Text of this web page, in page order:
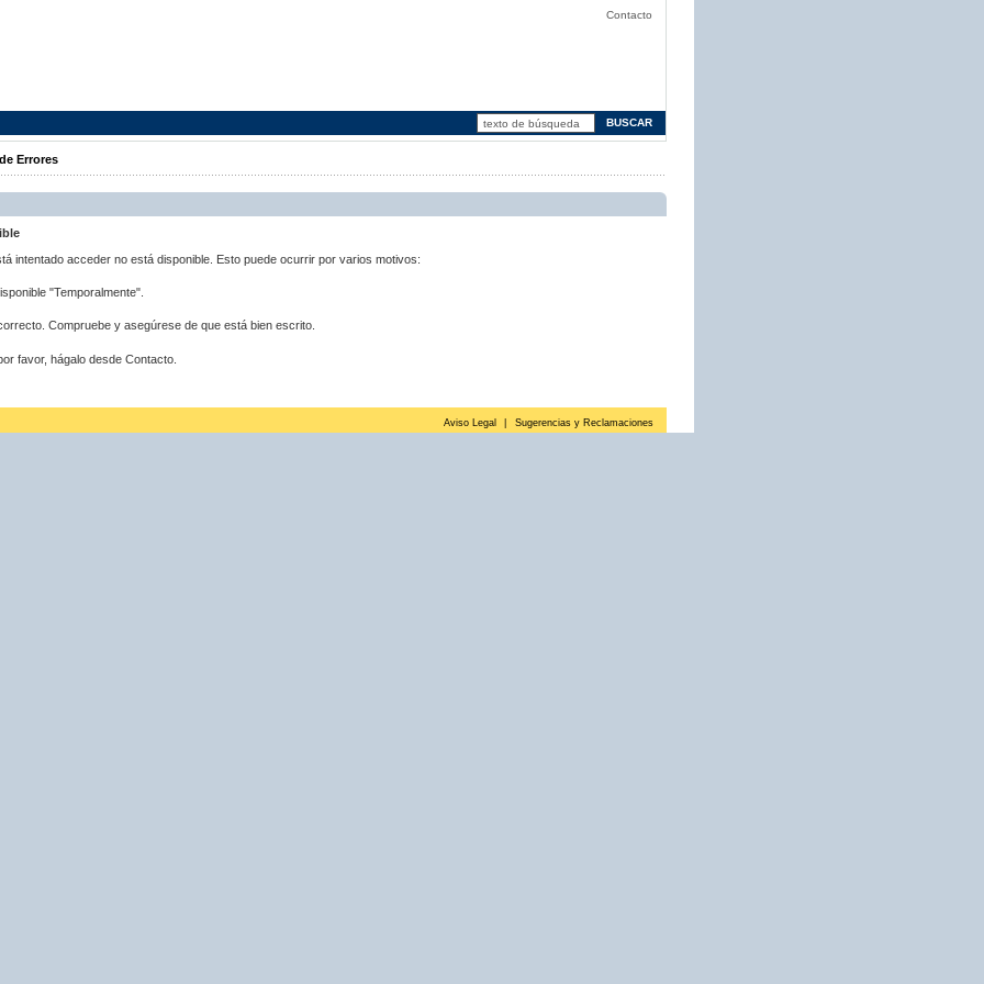
Contacto
Errores
intentado acceder no está disponible. Esto puede ocurrir por varios motivos:
"Temporalmente".
Compruebe y asegúrese de que está bien escrito.
favor, hágalo desde Contacto.
Aviso Legal Sugerencias y Reclamaciones